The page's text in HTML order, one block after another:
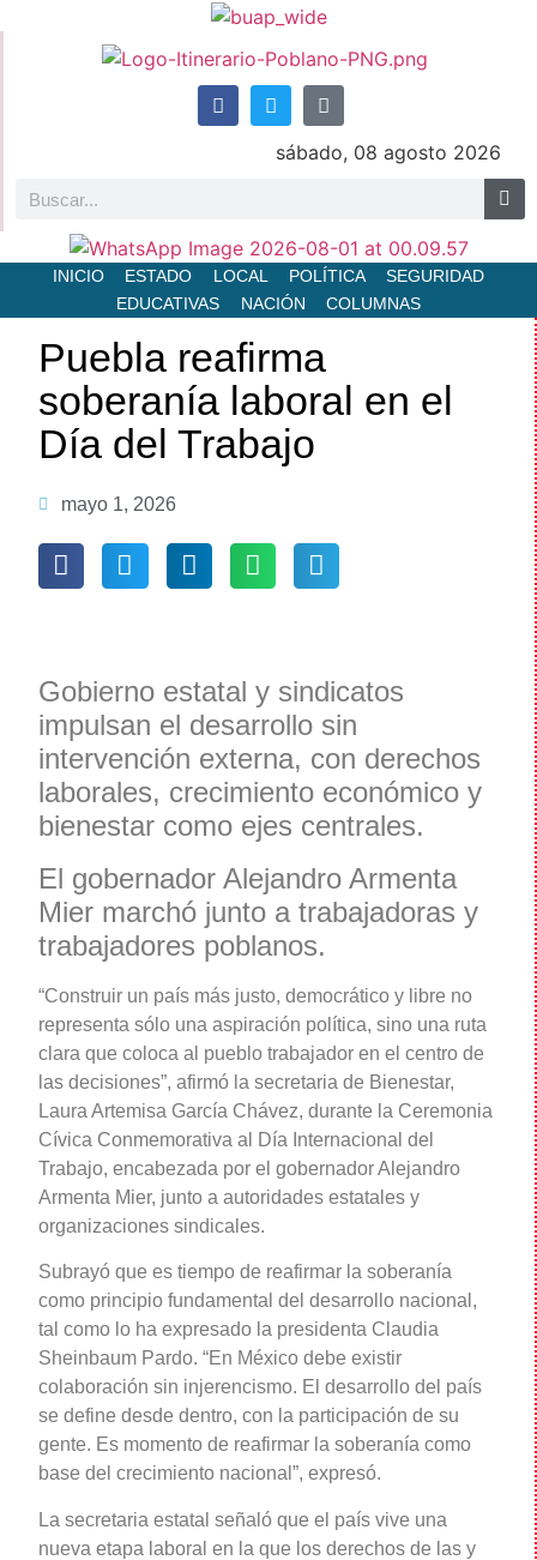
sábado, 08 agosto 2026
INICIO ESTADO LOCAL POLÍTICA
SEGURIDAD
EDUCATIVAS
NACIÓN COLUMNAS
Puebla reafirma
soberanía laboral en el
Día del Trabajo
mayo 1, 2026
Gobierno estatal y sindicatos
impulsan el desarrollo sin
intervención externa, con derechos
laborales, crecimiento económico y
bienestar como ejes centrales.
El gobernador Alejandro Armenta
Mier marchó junto a trabajadoras y
trabajadores poblanos.
“Construir un país más justo, democrático y libre no
representa sólo una aspiración política, sino una ruta
clara que coloca al pueblo trabajador en el centro de
las decisiones”, afirmó la secretaria de Bienestar,
Laura Artemisa García Chávez, durante la Ceremonia
Cívica Conmemorativa al Día Internacional del
Trabajo, encabezada por el gobernador Alejandro
Armenta Mier, junto a autoridades estatales y
organizaciones sindicales.
Subrayó que es tiempo de reafirmar la soberanía
como principio fundamental del desarrollo nacional,
tal como lo ha expresado la presidenta Claudia
Sheinbaum Pardo. “En México debe existir
colaboración sin injerencismo. El desarrollo del país
se define desde dentro, con la participación de su
gente. Es momento de reafirmar la soberanía como
base del crecimiento nacional”, expresó.
La secretaria estatal señaló que el país vive una
nueva etapa laboral en la que los derechos de las y